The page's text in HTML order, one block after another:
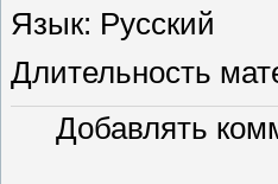
Язык: Русский
Длительность
Добавлять